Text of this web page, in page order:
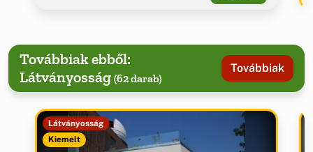
Továbbiak ebből:
Látványosság (62 darab)
Továbbiak
Látványosság
Kiemelt